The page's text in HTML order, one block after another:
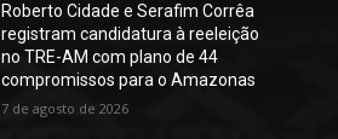
Roberto Cidade e Serafim Corrêa
registram candidatura à reeleição
no TRE-AM com plano de 44
compromissos para o Amazonas
7 de agosto de 2026